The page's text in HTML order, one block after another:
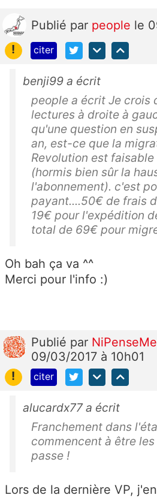
Publié par people le
!
citer
benji99 a écrit
people a écrit Je crois
lectures à droite à
qu'une question en
an, est-ce que la
Revolution est faisable
(hormis bien sûr la
l'abonnement). c'est
payant....50€ de frais
19€ pour l'expédition
total de 69€ pour
Oh bah ça va ^^
Merci pour l'info :)
Publié par
09/03/2017 à 10h01
!
citer
alucardx77 a écrit
Franchement dans
commencent à être
passe !
Lors de la dernière VP,